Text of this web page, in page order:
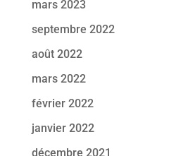
mars 2023
septembre 2022
août 2022
mars 2022
février 2022
janvier 2022
décembre 2021